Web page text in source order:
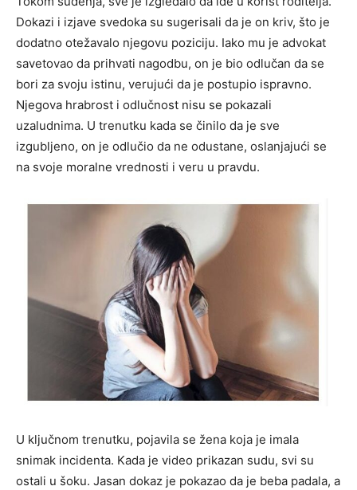
Dokazi i izjave svedoka su sugerisali da je on kriv, što je
dodatno otežavalo njegovu poziciju. Iako mu je advokat
savetovao da prihvati nagodbu, on je bio odlučan da se
bori za svoju istinu, verujući da je postupio ispravno.
Njegova hrabrost i odlučnost nisu se pokazali
uzaludnima. U trenutku kada se činilo da je sve
izgubljeno, on je odlučio da ne odustane, oslanjajući se
na svoje moralne vrednosti i veru u pravdu.
U ključnom trenutku, pojavila se žena koja je imala
snimak incidenta. Kada je video prikazan sudu, svi su
ostali u šoku. Jasan dokaz je pokazao da je beba padala, a